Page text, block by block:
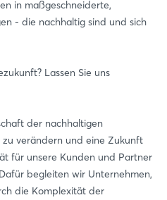
„Energy"
in maßgeschneiderte,
- die nachhaltig sind und sich
Lassen Sie uns
der nachhaltigen
verändern und eine Zukunft
für unsere Kunden und Partner
begleiten wir Unternehmen,
die Komplexität der
vergessen?